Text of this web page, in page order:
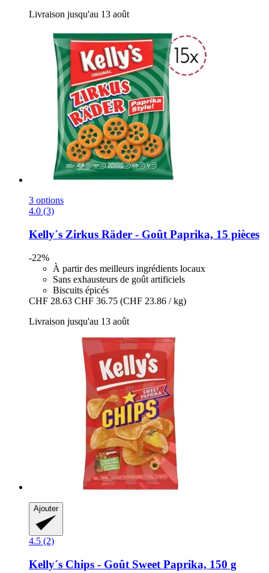
Livraison jusqu'au 13 août
3 options
4.0 (3)
Kelly´s Zirkus Räder -​ Goût Paprika, 15 pièces
-22%
À partir des meilleurs ingrédients locaux
Sans exhausteurs de goût artificiels
Biscuits épicés
CHF 28.63 CHF 36.75 (CHF 23.86 / kg)
Livraison jusqu'au 13 août
Ajouter
4.5 (2)
Kelly´s Chips -​ Goût Sweet Paprika, 150 g